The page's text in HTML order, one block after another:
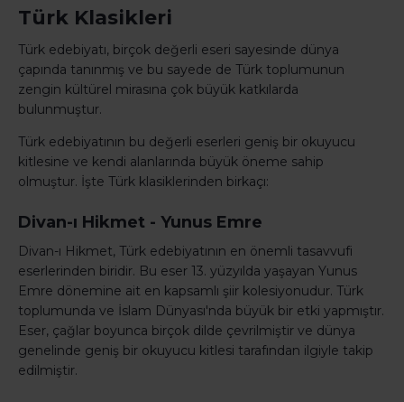
Türk Klasikleri
Türk edebiyatı, birçok değerli eseri sayesinde dünya
çapında tanınmış ve bu sayede de Türk toplumunun
zengin kültürel mirasına çok büyük katkılarda
bulunmuştur.
Türk edebiyatının bu değerli eserleri geniş bir okuyucu
kitlesine ve kendi alanlarında büyük öneme sahip
olmuştur. İşte Türk klasiklerinden birkaçı:
Divan-ı Hikmet - Yunus Emre
Divan-ı Hikmet, Türk edebiyatının en önemli tasavvufi
eserlerinden biridir. Bu eser 13. yüzyılda yaşayan Yunus
Emre dönemine ait en kapsamlı şiir kolesiyonudur. Türk
toplumunda ve İslam Dünyası'nda büyük bir etki yapmıştır.
Eser, çağlar boyunca birçok dilde çevrilmiştir ve dünya
genelinde geniş bir okuyucu kitlesi tarafından ilgiyle takip
edilmiştir.